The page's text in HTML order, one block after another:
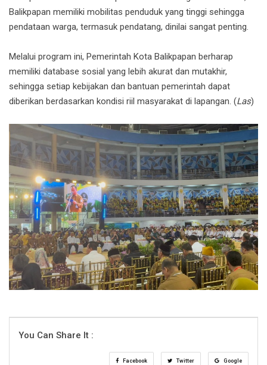
Balikpapan memiliki mobilitas penduduk yang tinggi sehingga
pendataan warga, termasuk pendatang, dinilai sangat penting.
Melalui program ini, Pemerintah Kota Balikpapan berharap
memiliki database sosial yang lebih akurat dan mutakhir,
sehingga setiap kebijakan dan bantuan pemerintah dapat
diberikan berdasarkan kondisi riil masyarakat di lapangan. (Las)
You Can Share It :
Facebook Twitter Google